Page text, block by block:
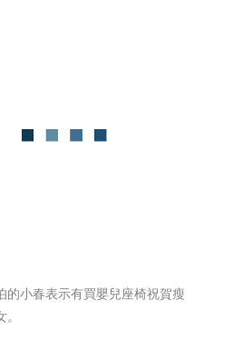
的小春表示有買嬰兒座椅祝賀瘦